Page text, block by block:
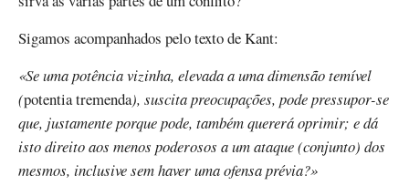
Sigamos acompanhados pelo texto de Kant:
«Se uma potência vizinha, elevada a uma dimensão temível
(potentia tremenda), suscita preocupações, pode pressupor-se
que, justamente porque pode, também quererá oprimir; e dá
isto direito aos menos poderosos a um ataque (conjunto) dos
mesmos, inclusive sem haver uma ofensa prévia?»